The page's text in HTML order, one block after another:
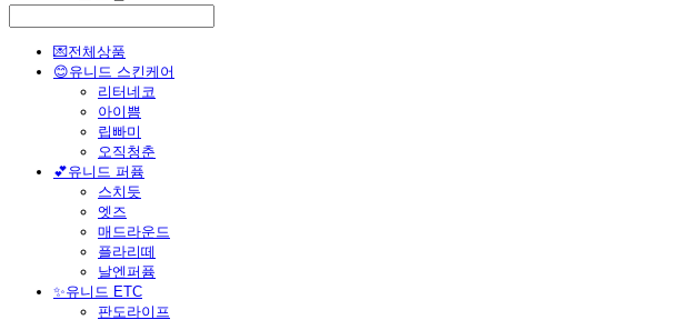
💌전체상품
😊유니드 스킨케어
리터네코
아이쁨
립빠미
오직청춘
💕유니드 퍼퓸
스치듯
엣즈
매드라운드
플라리떼
날엔퍼퓸
​✨유니드 ETC
판도라이프